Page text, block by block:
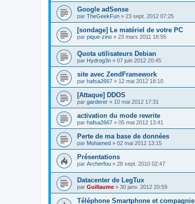
Google adSense
par TheGeekFun » 23 sept. 2012 07:25
[sondage] Le matériel de votre PC
par pique-zino » 23 mars 2011 18:55
Quota utilisateurs Debian
par Hydrog3n » 07 juin 2012 20:45
site avec ZendFramework
par hafsa2667 » 12 mai 2012 18:10
[Attaque] DDOS
par garderer » 10 mai 2012 17:31
activation du mode rewrite
par hafsa2667 » 05 mai 2012 13:41
Perte de ma base de données
par Mohamed » 02 mai 2012 13:15
Présentations
par Archerfou » 28 sept. 2010 02:47
Datacenter de LegTux
par Guillaume » 30 janv. 2012 20:59
Téléphone Smartphone et compagnie